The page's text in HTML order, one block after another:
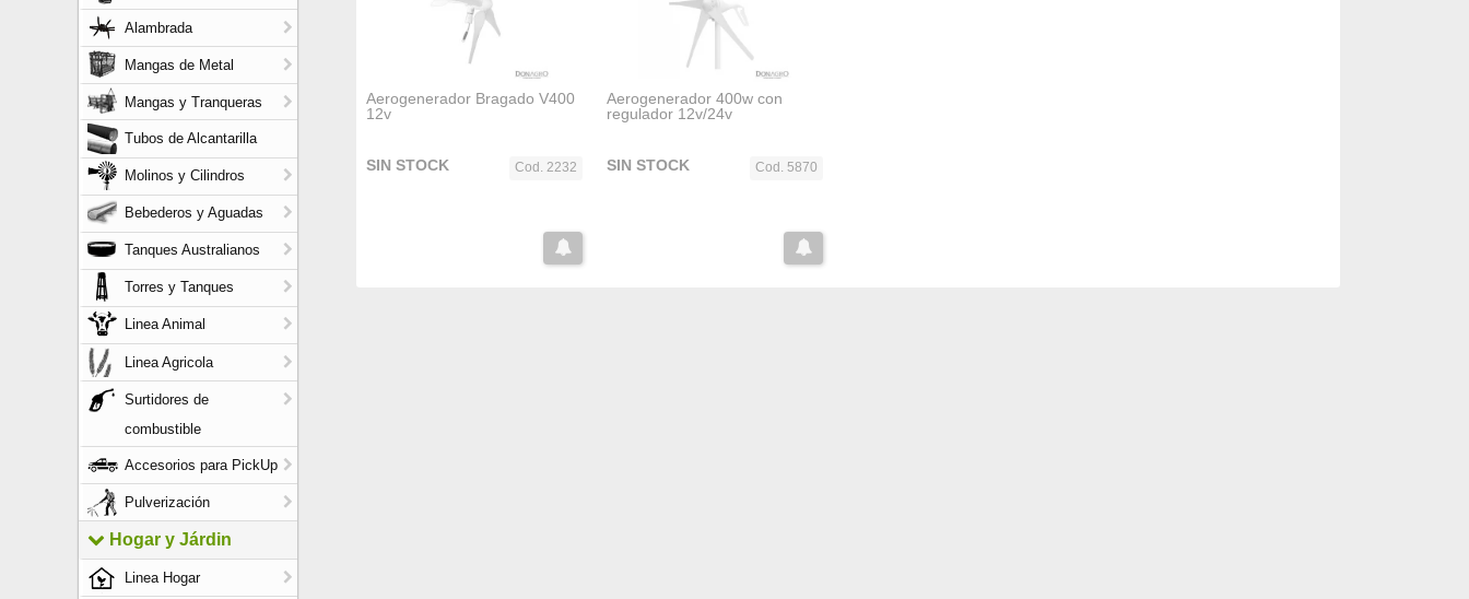
Alambrada
Mangas de Metal
Mangas y Tranqueras
Tubos de Alcantarilla
Molinos y Cilindros
Bebederos y Aguadas
Tanques Australianos
Torres y Tanques
Linea Animal
Linea Agricola
Surtidores de
combustible
Accesorios para PickUp
Pulverización
Hogar y Járdin
Linea Hogar
Aerogenerador Bragado V400
12v
Cod. 2232
SIN STOCK
Aerogenerador 400w con
regulador 12v/24v
Cod. 5870
SIN STOCK